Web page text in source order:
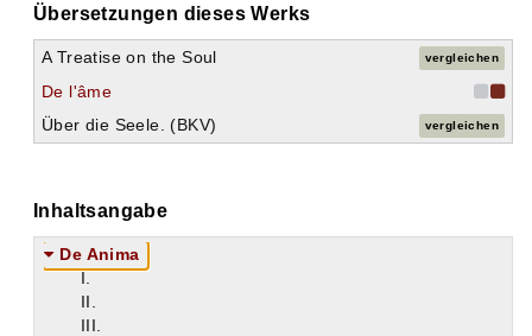
Übersetzungen dieses Werks
A Treatise on the Soul vergleichen
De l'âme
Über die Seele. (BKV)
vergleichen
Inhaltsangabe
De Anima
I.
II.
III.